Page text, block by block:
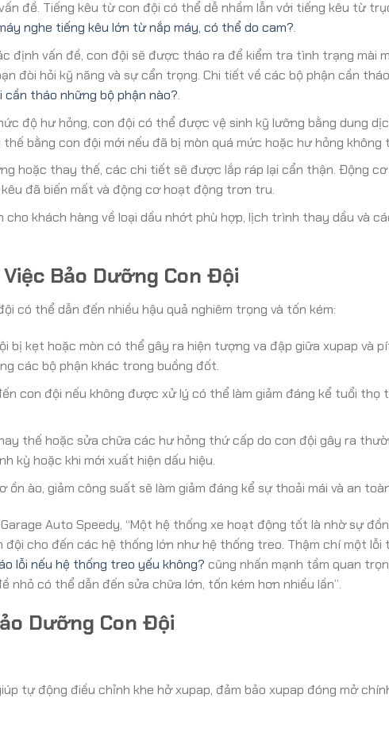
đề. Tiếng kêu từ con đội có thể dễ nhầm lẫn với tiếng kêu từ
nghe tiếng kêu lớn từ nắp máy, có thể do cam?.
định vấn đề, con đội sẽ được tháo ra để kiểm tra tình trạng mài
đòi hỏi kỹ năng và sự cẩn trọng. Chi tiết về các bộ phận cần
cần tháo những bộ phận nào?.
độ hư hỏng, con đội có thể được vệ sinh kỹ lưỡng bằng dung
bằng con đội mới nếu đã bị mòn quá mức hoặc hư hỏng không
hoặc thay thế, các chi tiết sẽ được lắp ráp lại cẩn thận. Động
đã biến mất và động cơ hoạt động trơn tru.
cho khách hàng về loại dầu nhớt phù hợp, lịch trình thay dầu và
Bảo Dưỡng Con Đội
có thể dẫn đến nhiều hậu quả nghiêm trọng và tốn kém:
bị kẹt hoặc mòn có thể gây ra hiện tượng va đập giữa xupap và
các bộ phận khác trong buồng đốt.
con đội nếu không được xử lý có thể làm giảm đáng kể tuổi thọ
thế hoặc sửa chữa các hư hỏng thứ cấp do con đội gây ra
kỳ hoặc khi mới xuất hiện dấu hiệu.
ồn ào, giảm công suất sẽ làm giảm đáng kể sự thoải mái và an
Auto Speedy, “Một hệ thống xe hoạt động tốt là nhờ sự
cho đến các hệ thống lớn như hệ thống treo. Thậm chí một lỗi
lỗi nếu hệ thống treo yếu không? cũng nhấn mạnh tầm quan
nhỏ có thể dẫn đến sửa chữa lớn, tốn kém hơn nhiều lần”.
Dưỡng Con Đội
tự động điều chỉnh khe hở xupap, đảm bảo xupap đóng mở